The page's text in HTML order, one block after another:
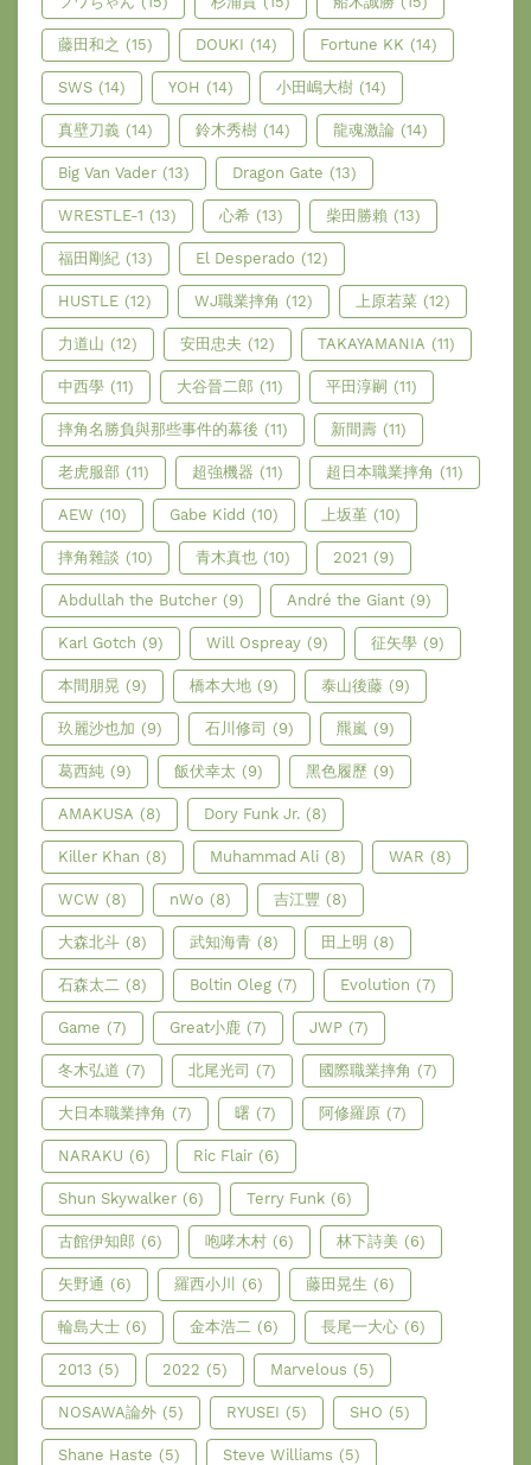
藤田和之 (15) DOUKI (14) Fortune KK (14)
SWS (14) YOH (14) 小田嶋大樹 (14)
真壁刀義 (14) 鈴木秀樹 (14) 龍魂激論 (14)
Big Van Vader (13) Dragon Gate (13)
WRESTLE-1 (13) 心希 (13) 柴田勝賴 (13)
福田剛紀 (13) El Desperado (12)
HUSTLE (12) WJ職業摔角 (12) 上原若菜 (12)
力道山 (12) 安田忠夫 (12) TAKAYAMANIA (11)
中西學 (11) 大谷晉二郎 (11) 平田淳嗣 (11)
摔角名勝負與那些事件的幕後 (11) 新間壽 (11)
老虎服部 (11) 超強機器 (11) 超日本職業摔角 (11)
AEW (10) Gabe Kidd (10) 上坂堇 (10)
摔角雜談 (10) 青木真也 (10) 2021 (9)
Abdullah the Butcher (9) André the Giant (9)
Karl Gotch (9) Will Ospreay (9) 征矢學 (9)
本間朋晃 (9) 橋本大地 (9) 泰山後藤 (9)
玖麗沙也加 (9) 石川修司 (9) 羆嵐 (9)
葛西純 (9) 飯伏幸太 (9) 黑色履歷 (9)
AMAKUSA (8) Dory Funk Jr. (8)
Killer Khan (8) Muhammad Ali (8) WAR (8)
WCW (8) nWo (8) 吉江豐 (8)
大森北斗 (8) 武知海青 (8) 田上明 (8)
石森太二 (8) Boltin Oleg (7) Evolution (7)
Game (7) Great小鹿 (7) JWP (7)
冬木弘道 (7) 北尾光司 (7) 國際職業摔角 (7)
大日本職業摔角 (7) 曙 (7) 阿修羅原 (7)
NARAKU (6) Ric Flair (6)
Shun Skywalker (6) Terry Funk (6)
古館伊知郎 (6) 咆哮木村 (6) 林下詩美 (6)
矢野通 (6) 羅西小川 (6) 藤田晃生 (6)
輪島大士 (6) 金本浩二 (6) 長尾一大心 (6)
2013 (5) 2022 (5) Marvelous (5)
NOSAWA論外 (5) RYUSEI (5) SHO (5)
Shane Haste (5) Steve Williams (5)